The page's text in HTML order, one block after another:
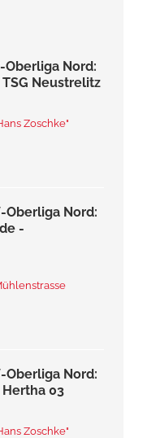
Oberliga Nord:
Neustrelitz
Zoschke"
Oberliga Nord:
-
Oberliga Nord:
03
Zoschke"